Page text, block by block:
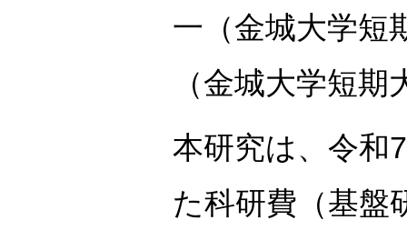
一（金城大学短
（金城大学短期
本研究は、令和
た科研費（基盤